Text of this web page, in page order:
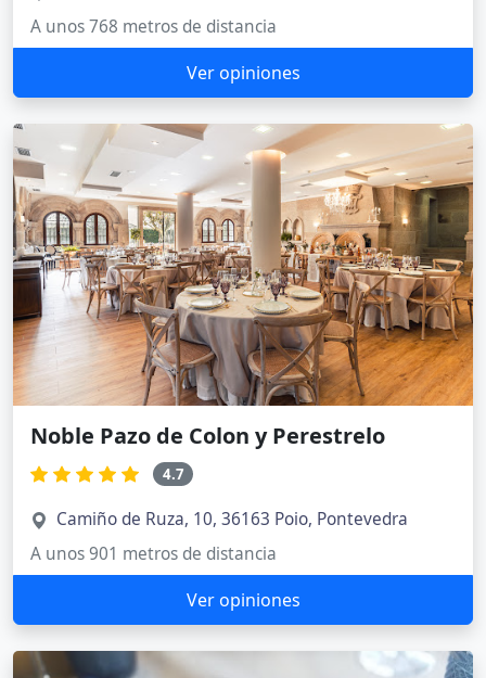
A unos 768 metros de distancia
Ver opiniones
Noble Pazo de Colon y Perestrelo
4.7
Camiño de Ruza, 10, 36163 Poio, Pontevedra
A unos 901 metros de distancia
Ver opiniones